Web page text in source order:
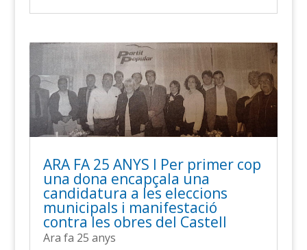
ARA FA 25 ANYS l Per primer cop
una dona encapçala una
candidatura a les eleccions
municipals i manifestació
contra les obres del Castell
Ara fa 25 anys